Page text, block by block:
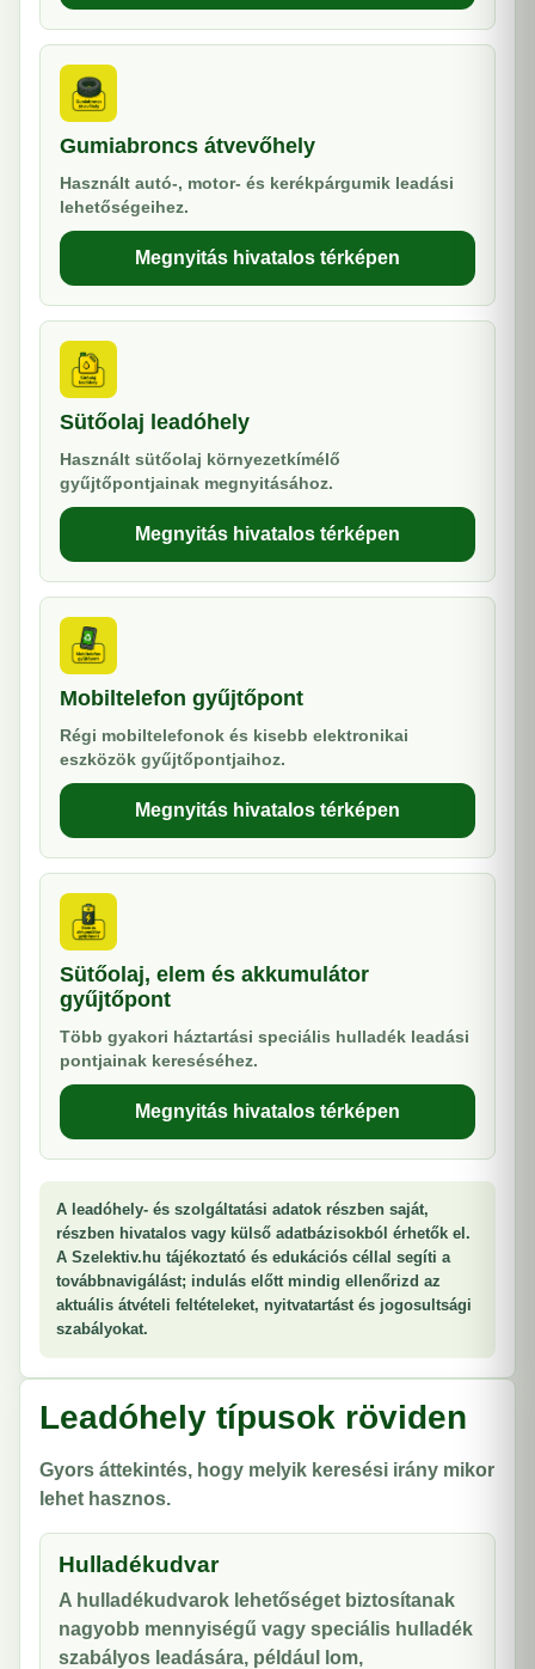
Gumiabroncs átvevőhely
Használt autó-, motor- és kerékpárgumik leadási
lehetőségeihez.
Megnyitás hivatalos térképen
Sütőolaj leadóhely
Használt sütőolaj környezetkímélő
gyűjtőpontjainak megnyitásához.
Megnyitás hivatalos térképen
Mobiltelefon gyűjtőpont
Régi mobiltelefonok és kisebb elektronikai
eszközök gyűjtőpontjaihoz.
Megnyitás hivatalos térképen
Sütőolaj, elem és akkumulátor
gyűjtőpont
Több gyakori háztartási speciális hulladék leadási
pontjainak kereséséhez.
Megnyitás hivatalos térképen
A leadóhely- és szolgáltatási adatok részben saját,
részben hivatalos vagy külső adatbázisokból érhetők el.
A Szelektiv.hu tájékoztató és edukációs céllal segíti a
továbbnavigálást; indulás előtt mindig ellenőrizd az
aktuális átvételi feltételeket, nyitvatartást és jogosultsági
szabályokat.
Leadóhely típusok röviden
Gyors áttekintés, hogy melyik keresési irány mikor
lehet hasznos.
Hulladékudvar
A hulladékudvarok lehetőséget biztosítanak
nagyobb mennyiségű vagy speciális hulladék
szabályos leadására, például lom,